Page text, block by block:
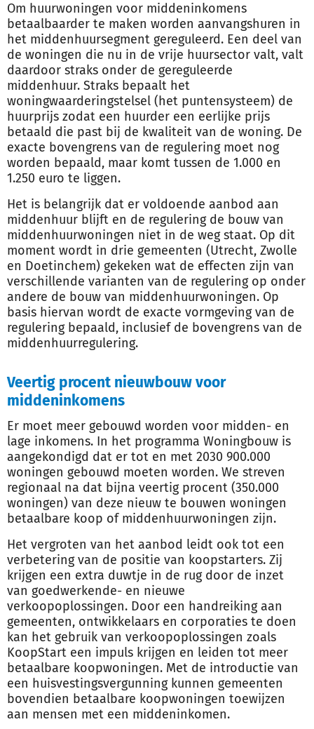
Om huurwoningen voor middeninkomens
betaalbaarder te maken worden aanvangshuren in
het middenhuursegment gereguleerd. Een deel van
de woningen die nu in de vrije huursector valt, valt
daardoor straks onder de gereguleerde
middenhuur. Straks bepaalt het
woningwaarderingstelsel (het puntensysteem) de
huurprijs zodat een huurder een eerlijke prijs
betaald die past bij de kwaliteit van de woning. De
exacte bovengrens van de regulering moet nog
worden bepaald, maar komt tussen de 1.000 en
1.250 euro te liggen.
Het is belangrijk dat er voldoende aanbod aan
middenhuur blijft en de regulering de bouw van
middenhuurwoningen niet in de weg staat. Op dit
moment wordt in drie gemeenten (Utrecht, Zwolle
en Doetinchem) gekeken wat de effecten zijn van
verschillende varianten van de regulering op onder
andere de bouw van middenhuurwoningen. Op
basis hiervan wordt de exacte vormgeving van de
regulering bepaald, inclusief de bovengrens van de
middenhuurregulering.
Veertig procent nieuwbouw voor
middeninkomens
Er moet meer gebouwd worden voor midden- en
lage inkomens. In het programma Woningbouw is
aangekondigd dat er tot en met 2030 900.000
woningen gebouwd moeten worden. We streven
regionaal na dat bijna veertig procent (350.000
woningen) van deze nieuw te bouwen woningen
betaalbare koop of middenhuurwoningen zijn.
Het vergroten van het aanbod leidt ook tot een
verbetering van de positie van koopstarters. Zij
krijgen een extra duwtje in de rug door de inzet
van goedwerkende- en nieuwe
verkoopoplossingen. Door een handreiking aan
gemeenten, ontwikkelaars en corporaties te doen
kan het gebruik van verkoopoplossingen zoals
KoopStart een impuls krijgen en leiden tot meer
betaalbare koopwoningen. Met de introductie van
een huisvestingsvergunning kunnen gemeenten
bovendien betaalbare koopwoningen toewijzen
aan mensen met een middeninkomen.